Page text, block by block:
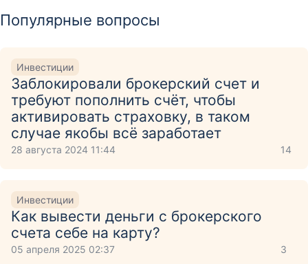
Популярные вопросы
Инвестиции
Заблокировали брокерский счет и
требуют пополнить счёт, чтобы
активировать страховку, в таком
случае якобы всё заработает
28 августа 2024 11:44 14
Инвестиции
Как вывести деньги с брокерского
счета себе на карту?
05 апреля 2025 02:37 3